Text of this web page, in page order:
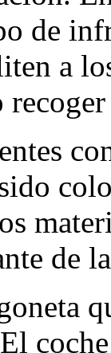
de
a
de